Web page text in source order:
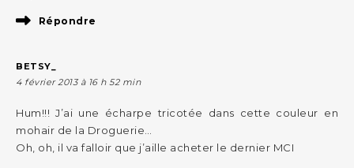
Répondre
BETSY_
4 février 2013 à 16 h 52 min
Hum!!! J’ai une écharpe tricotée dans cette couleur en
mohair de la Droguerie…
Oh, oh, il va falloir que j’aille acheter le dernier MCI